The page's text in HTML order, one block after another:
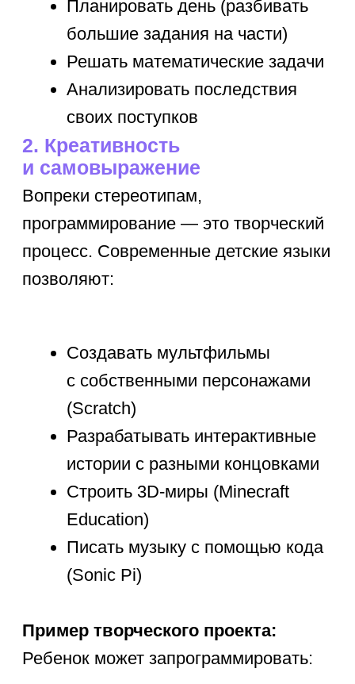
Находить компромиссы (какую
музыку выбрать для игры)
Представлять свои работы
(защита проектов на школьных
IT-фестивалях)
Запишите ребенка
на групповые занятия
по робототехнике или геймдизайну —
это отличная практика командной
работы.
4. Умение решать проблемы
Программирование учит детей
правильному отношению к ошибкам:
а интересный квест
Отладка кода развивает
Разные подходы к решению
одной задачи (нет
способа)
Методика «Трех П» для
Понять проблему (почему
персонаж не двигается?)
(изменить код управления или
перерисовать спрайт?)
Проверить каждое решение